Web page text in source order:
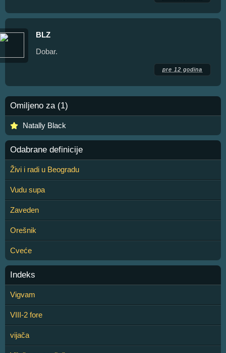
BLZ
Dobar.
pre 12 godina
Omiljeno za (1)
Natally Black
Odabrane definicije
Živi i radi u Beogradu
Vudu supa
Zaveden
Orešnik
Cveće
Indeks
Vigvam
VIII-2 fore
vijača